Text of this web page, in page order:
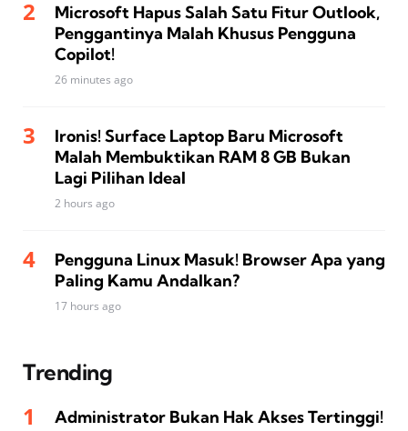
Microsoft Hapus Salah Satu Fitur Outlook,
Penggantinya Malah Khusus Pengguna
Copilot!
26 minutes ago
Ironis! Surface Laptop Baru Microsoft
Malah Membuktikan RAM 8 GB Bukan
Lagi Pilihan Ideal
2 hours ago
Pengguna Linux Masuk! Browser Apa yang
Paling Kamu Andalkan?
17 hours ago
Trending
Administrator Bukan Hak Akses Tertinggi!